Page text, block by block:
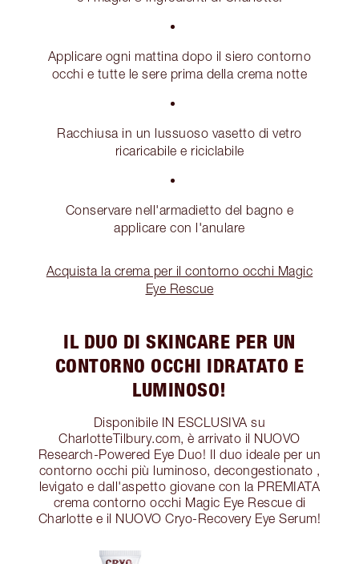
Applicare ogni mattina dopo il siero contorno
occhi e tutte le sere prima della crema notte
Racchiusa in un lussuoso vasetto di vetro
ricaricabile e riciclabile
Conservare nell'armadietto del bagno e
applicare con l'anulare
Acquista la crema per il contorno occhi Magic
Eye Rescue
IL DUO DI SKINCARE PER UN
CONTORNO OCCHI IDRATATO E
LUMINOSO!
Disponibile IN ESCLUSIVA su
CharlotteTilbury.com, è arrivato il NUOVO
Research-Powered Eye Duo! Il duo ideale per un
contorno occhi più luminoso, decongestionato ,
levigato e dall'aspetto giovane con la PREMIATA
crema contorno occhi Magic Eye Rescue di
Charlotte e il NUOVO Cryo-Recovery Eye Serum!